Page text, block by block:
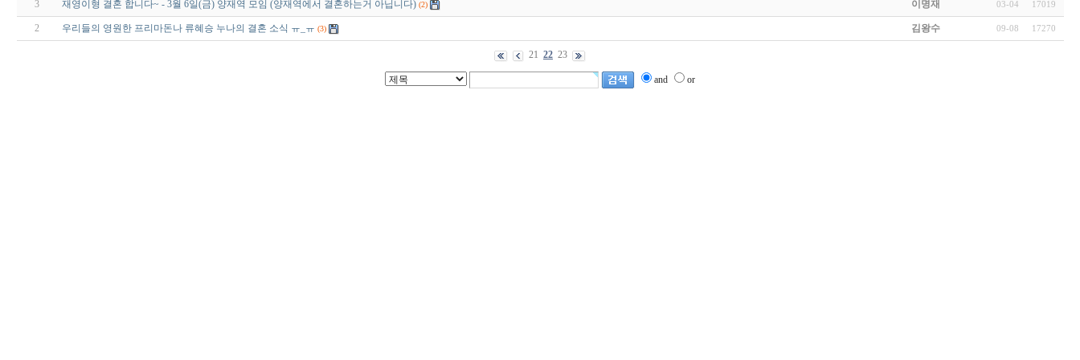
3 재영이형 결혼 합니다~ - 3월 6일(금) 양재역 모임 (양재역에서 결혼하는거 아닙니다) (2) 이명재 03-04 17019
2 우리들의 영원한 프리마돈나 류혜승 누나의 결혼 소식 ㅠ_ㅠ (3) 김왕수 09-08 17270
21 22 23
and or